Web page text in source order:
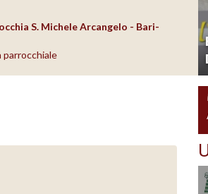
S. Michele Arcangelo - Bari-
parrocchiale
8/10/